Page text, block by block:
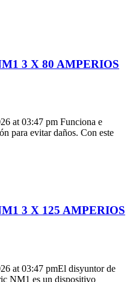
3 X 80 AMPERIOS
at 03:47 pm Funciona e
para evitar daños. Con este
3 X 125 AMPERIOS
at 03:47 pmEl disyuntor de
NM1 es un dispositivo